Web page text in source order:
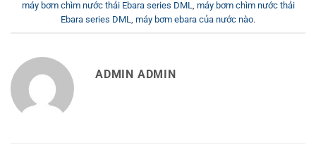
máy bơm chìm nước thải Ebara series DML, máy bơm chìm nước thải
Ebara series DML, máy bơm ebara của nước nào.
ADMIN ADMIN